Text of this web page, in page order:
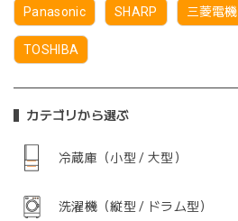
Panasonic SHARP 三菱電機
TOSHIBA
カテゴリから選ぶ
冷蔵庫（小型 / 大型）
洗濯機（縦型 / ドラム型）